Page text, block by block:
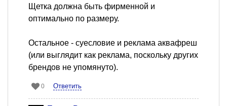
Щетка должна быть фирменной и
оптимально по размеру.
Остальное - суесловие и реклама аквафреш
(или выглядит как реклама, поскольку других
брендов не упомянуто).
0 Ответить